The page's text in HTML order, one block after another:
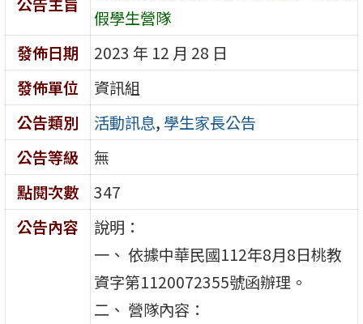
假學生營隊
發佈日期
2023 年 12 月 28 日
發佈單位
資訊組
公告類別
活動訊息, 學生家長公告
公告等級
無
點閱次數
347
公告內容
說明：
一、 依據中華民國112年8月8日桃教
資字第1120072355號函辦理。
二、 營隊內容：